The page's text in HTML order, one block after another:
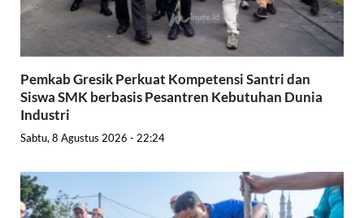
Pemkab Gresik Perkuat Kompetensi Santri dan
Siswa SMK berbasis Pesantren Kebutuhan Dunia
Industri
Sabtu, 8 Agustus 2026 - 22:24